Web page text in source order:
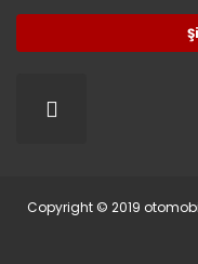
Copyright © 2019